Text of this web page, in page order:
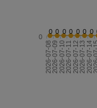
0 0 0 0 0 0 0
2026-07-082026-07-092026-07-102026-07-112026-07-122026-07-132026-07-14
0